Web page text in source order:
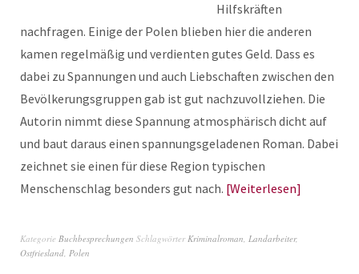
Hilfskräften
nachfragen. Einige der Polen blieben hier die anderen
kamen regelmäßig und verdienten gutes Geld. Dass es
dabei zu Spannungen und auch Liebschaften zwischen den
Bevölkerungsgruppen gab ist gut nachzuvollziehen. Die
Autorin nimmt diese Spannung atmosphärisch dicht auf
und baut daraus einen spannungsgeladenen Roman. Dabei
zeichnet sie einen für diese Region typischen
Menschenschlag besonders gut nach. Weiterlesen
Kategorie Buchbesprechungen SchlagwörterKriminalroman, Landarbeiter,
Ostfriesland, Polen